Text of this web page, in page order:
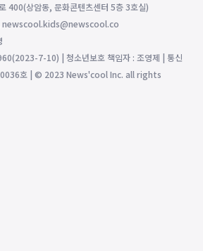
400(상암동, 문화콘텐츠센터 5층 3호실)
newscool.kids@newscool.co
7-10) | 청소년보호 책임자 : 조영제 | 통신
0036호 | © 2023 News'cool Inc. all rights